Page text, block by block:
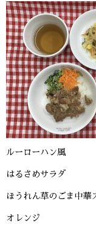
ルーローハン風
はるさめサラダ
ほうれん草のごま中華
オレンジ